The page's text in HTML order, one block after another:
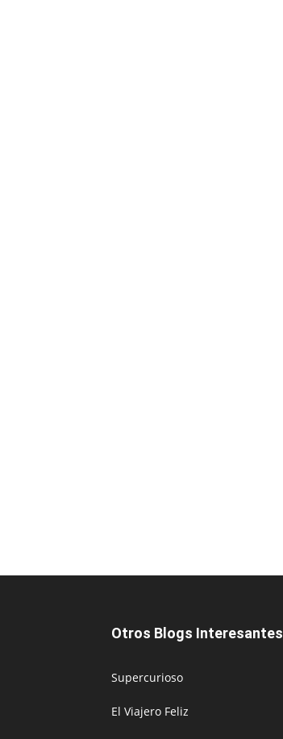
Otros Blogs Interesantes
Supercurioso
El Viajero Feliz